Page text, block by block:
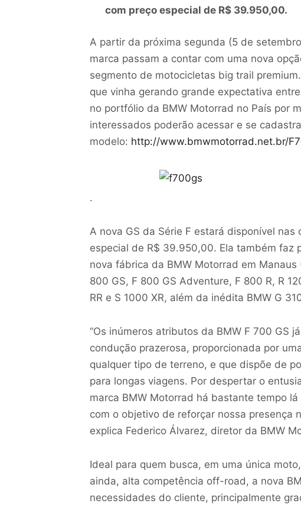
com preço especial de R$ 39.950,00.
A partir da próxima segunda (5 de
marca passam a contar com uma nova
segmento de motocicletas big trail
que vinha gerando grande expectativa
no portfólio da BMW Motorrad no País por
interessados poderão acessar e se
modelo: http://www.bmwmotorrad.net.br/
.
A nova GS da Série F estará disponível
especial de R$ 39.950,00. Ela também faz
nova fábrica da BMW Motorrad em
800 GS, F 800 GS Adventure, F 800 R, R
RR e S 1000 XR, além da inédita BMW G
“Os inúmeros atributos da BMW F 700 GS
condução prazerosa, proporcionada por
qualquer tipo de terreno, e que dispõe de
para longas viagens. Por despertar o
marca BMW Motorrad há bastante tempo
com o objetivo de reforçar nossa presença
explica Federico Álvarez, diretor da BMW
Ideal para quem busca, em uma única
ainda, alta competência off-road, a nova
necessidades do cliente, principalmente